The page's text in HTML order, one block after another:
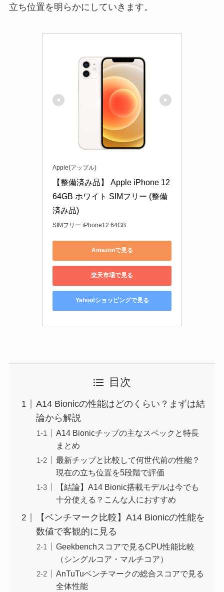
立ち位置を明らかにしていきます。
Apple(アップル)
【整備済み品】 Apple iPhone 12
64GB ホワイト SIMフリー (整備
済み品)
SIMフリー iPhone12 64GB
Amazonで見る
楽天市場で見る
Yahoo!ショッピングで見る
目次
A14 Bionicの性能はどのくらい？まずは結
論から解説
A14 Bionicチップの主なスペックと特長
まとめ
最新チップと比較して何世代前の性能？
現在の立ち位置を5段階で評価
【結論】A14 Bionic搭載モデルは今でも
十分使える？こんな人におすすめ
【ベンチマーク比較】A14 Bionicの性能を
数値で客観的に見る
Geekbenchスコアで見るCPU性能比較
（シングルコア・マルチコア）
AnTuTuベンチマークの総合スコアで見る
全体性能